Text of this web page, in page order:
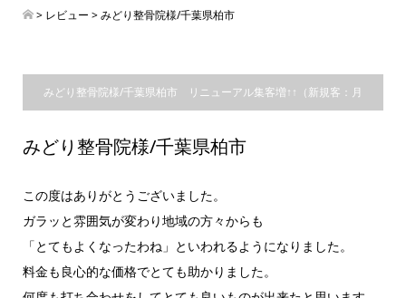
> レビュー > みどり整骨院様/千葉県柏市
みどり整骨院様/千葉県柏市 リニューアル集客増↑↑（新規客：月
みどり整骨院様/千葉県柏市
この度はありがとうございました。
ガラッと雰囲気が変わり地域の方々からも
「とてもよくなったわね」といわれるようになりました。
料金も良心的な価格でとても助かりました。